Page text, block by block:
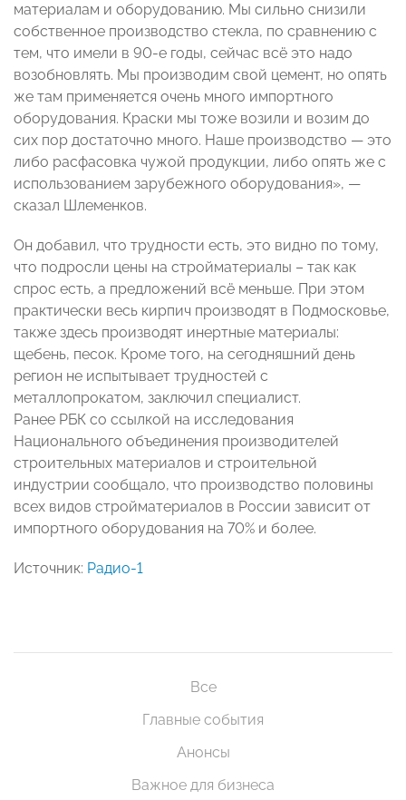
материалам и оборудованию. Мы сильно снизили
собственное производство стекла, по сравнению с
тем, что имели в 90-е годы, сейчас всё это надо
возобновлять. Мы производим свой цемент, но опять
же там применяется очень много импортного
оборудования. Краски мы тоже возили и возим до
сих пор достаточно много. Наше производство — это
либо расфасовка чужой продукции, либо опять же с
использованием зарубежного оборудования», —
сказал Шлеменков.
Он добавил, что трудности есть, это видно по тому,
что подросли цены на стройматериалы – так как
спрос есть, а предложений всё меньше. При этом
практически весь кирпич производят в Подмосковье,
также здесь производят инертные материалы:
щебень, песок. Кроме того, на сегодняшний день
регион не испытывает трудностей с
металлопрокатом, заключил специалист.
Ранее РБК со ссылкой на исследования
Национального объединения производителей
строительных материалов и строительной
индустрии сообщало, что производство половины
всех видов стройматериалов в России зависит от
импортного оборудования на 70% и более.
Источник: Радио-1
Все
Главные события
Анонсы
Важное для бизнеса